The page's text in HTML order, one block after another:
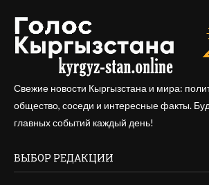
Свежие новости Кыргызстана и мира:
общество, соседи и интересные факты.
главных событий каждый день!
ВЫБОР РЕДАКЦИИ